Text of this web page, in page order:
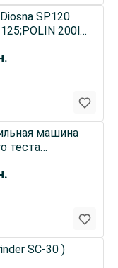
SP120
200l;
машина
теста
SC-30 )